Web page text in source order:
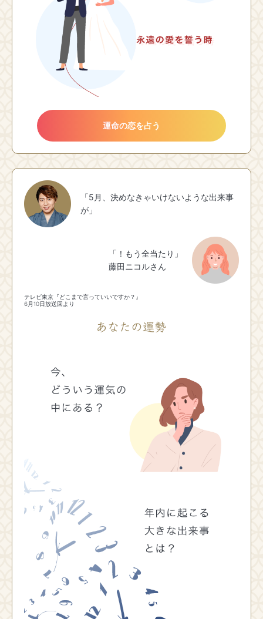
運命の恋を占う
「5月、決めなきゃいけないような出来事
が」
「！もう全当たり」
藤田ニコルさん
テレビ東京『どこまで言っていいですか？』
6月10日放送回より